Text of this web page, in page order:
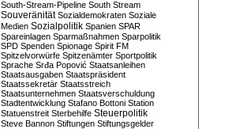
South-Stream-Pipeline South Stream
Souveränität Sozialdemokraten Soziale
Medien Sozialpolitik Spanien SPAR
Spareinlagen Sparmaßnahmen Sparpolitik
SPD Spenden Spionage Spirit FM
Spitzelvorwürfe Spitzenämter Sportpolitik
Sprache Srđa Popović Staatsanleihen
Staatsausgaben Staatspräsident
Staatssekretär Staatsstreich
Staatsunternehmen Staatsverschuldung
Stadtentwicklung Stafano Bottoni Station
Statuenstreit Sterbehilfe Steuerpolitik
Steve Bannon Stiftungen Stiftungsgelder